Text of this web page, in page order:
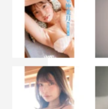
＜WEB＞
公式サイト：https://
©「君は永遠にそいつ